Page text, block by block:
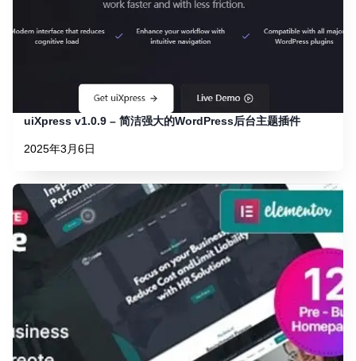
uiXpress v1.0.9 – 简洁强大的WordPress后台主题插件
2025年3月6日